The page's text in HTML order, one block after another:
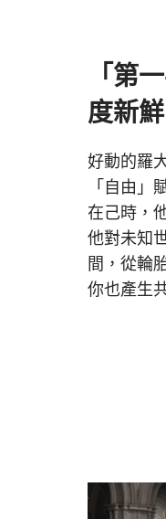
「第
度新
好動的羅
「自由
在己時，
他對未知
間，從輪
你也產生